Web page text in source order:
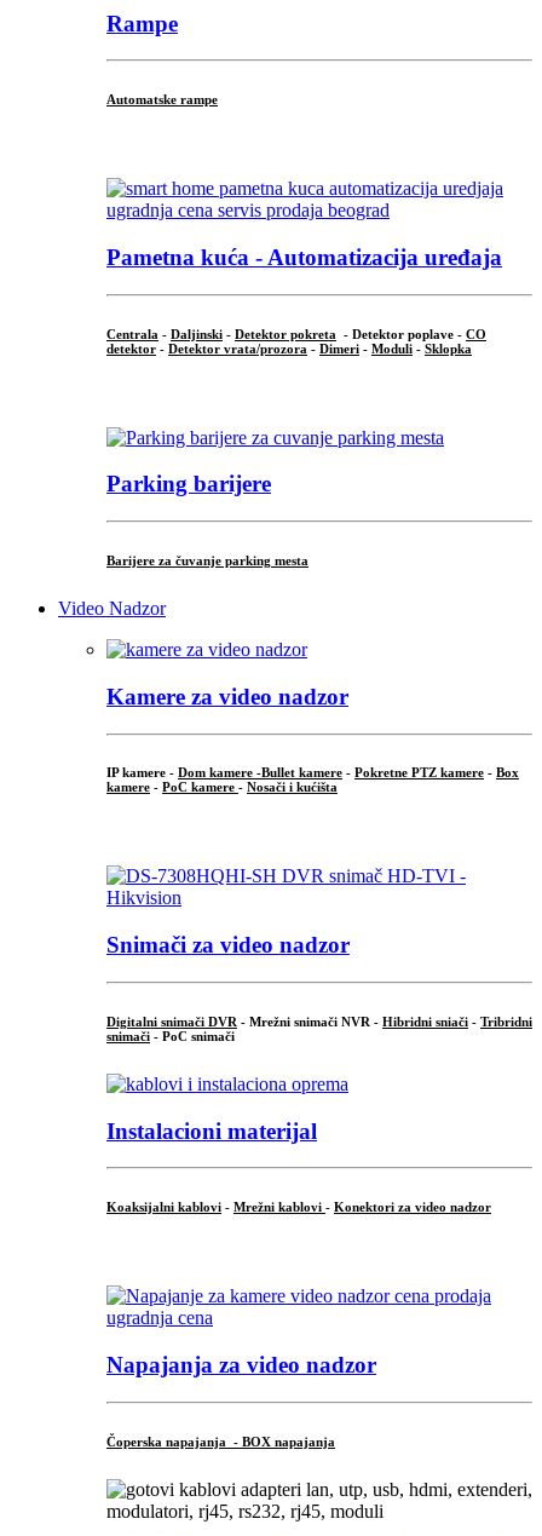
Rampe
Automatske rampe
Pametna kuća - Automatizacija uređaja
Centrala - Daljinski - Detektor pokreta - Detektor poplave - CO
detektor - Detektor vrata/prozora - Dimeri - Moduli - Sklopka
Parking barijere
Barijere za čuvanje parking mesta
Video Nadzor
Kamere za video nadzor
IP kamere - Dom kamere -Bullet kamere - Pokretne PTZ kamere - Box
kamere - PoC kamere - Nosači i kućišta
Snimači za video nadzor
Digitalni snimači DVR - Mrežni snimači NVR - Hibridni sniači - Tribridni
snimači - PoC snimači
Instalacioni materijal
Koaksijalni kablovi - Mrežni kablovi - Konektori za video nadzor
Napajanja za video nadzor
Čoperska napajanja - BOX napajanja